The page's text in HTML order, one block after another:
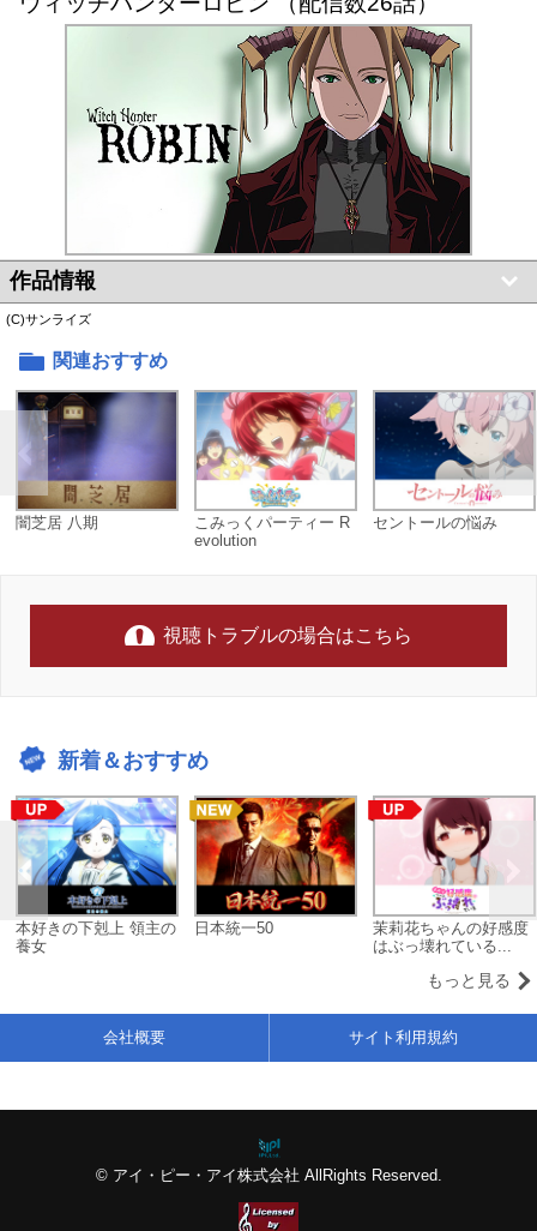
作品情報
(C)サンライズ
関連おすすめ
闇芝居 八期
こみっくパーティー R
evolution
セントールの悩み
視聴トラブルの場合はこちら
新着＆おすすめ
本好きの下剋上 領主の
養女
日本統一50
茉莉花ちゃんの好感度
はぶっ壊れている...
もっと見る
© アイ・ピー・アイ株式会社 AllRights Reserved.
会社概要 サイト利用規約